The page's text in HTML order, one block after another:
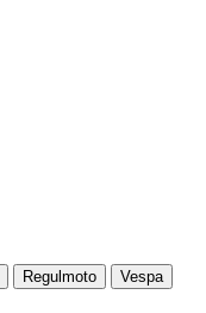
Regulmoto
Vespa